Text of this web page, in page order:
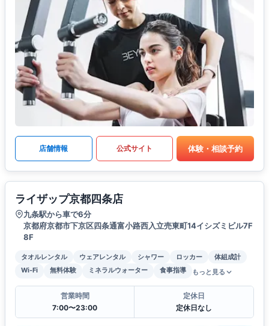
店舗情報 公式サイト 体験・相談予約
ライザップ京都四条店
九条駅から車で6分
京都府京都市下京区四条通富小路西入立売東町14イシズミビル7F
8F
タオルレンタル ウェアレンタル シャワー ロッカー
体組成計
Wi-Fi
無料体験 ミネラルウォーター 食事指導 もっと見る
営業時間
7:00〜23:00
定休日
定休日なし